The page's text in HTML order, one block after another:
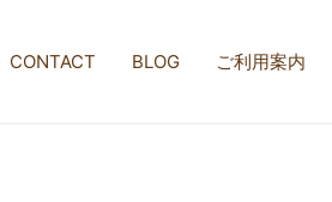
CONTACT BLOG ご利用案内